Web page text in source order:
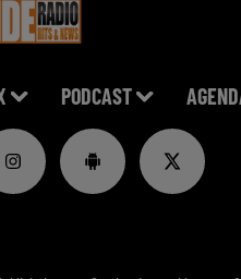
PODCAST